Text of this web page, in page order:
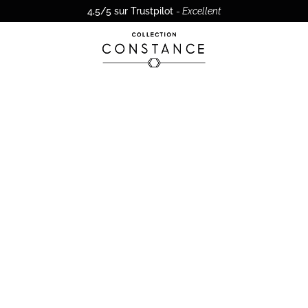
4,5/5 sur Trustpilot- Excellent